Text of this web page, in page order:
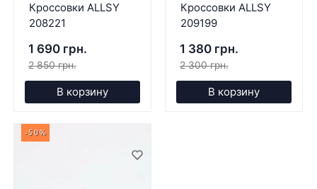
Кроссовки ALLSY
208221
1 690 грн.
2 850 грн.
В корзину
Кроссовки ALLSY
209199
1 380 грн.
2 300 грн.
В корзину
-50%